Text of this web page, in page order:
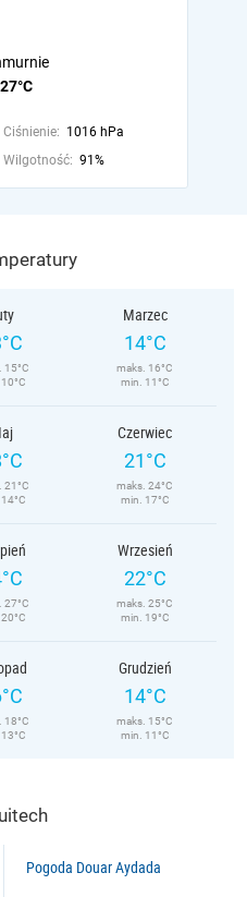
27°C
Ciśnienie: 1016 hPa
Wilgotność: 91%
15°C
Marzec
14°C
maks. 16°C
min. 11°C
21°C
Czerwiec
21°C
maks. 24°C
min. 17°C
27°C
Wrzesień
22°C
maks. 25°C
min. 19°C
18°C
Grudzień
14°C
maks. 15°C
min. 11°C
Pogoda Douar Aydada